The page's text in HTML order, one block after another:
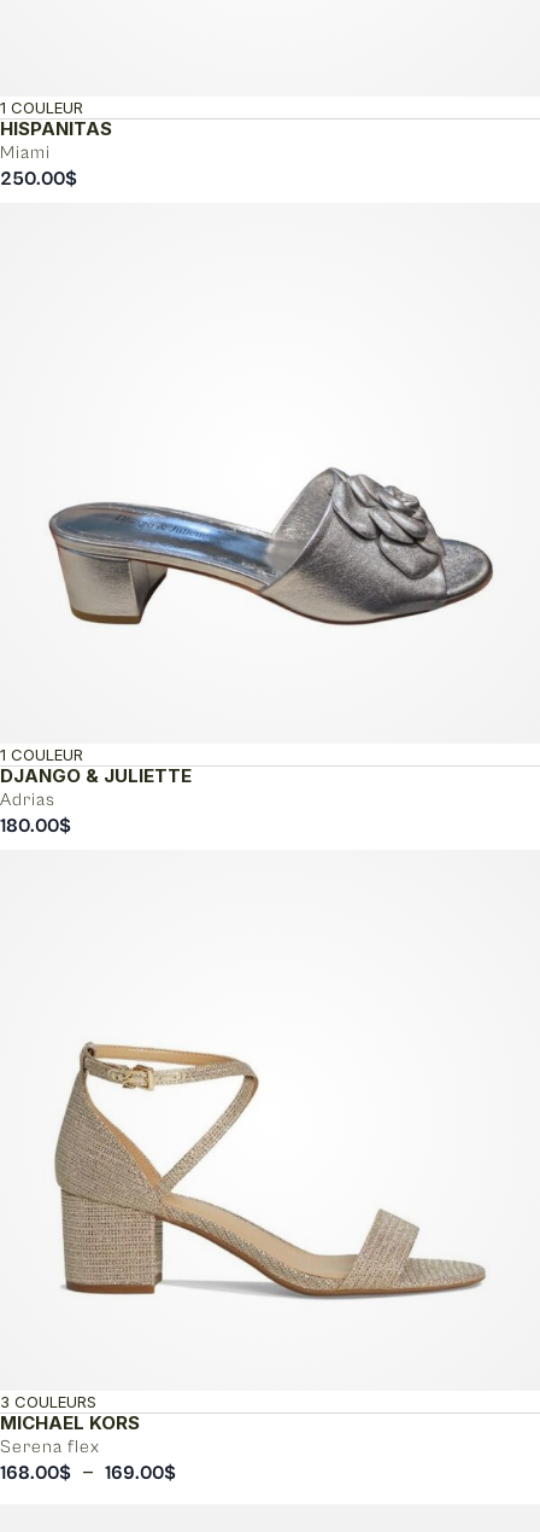
HISPANITAS
Miami
1 COULEUR
250.00$
DJANGO & JULIETTE
Adrias
1 COULEUR
180.00$
MICHAEL KORS
Serena flex
3 COULEURS
168.00$ – 169.00$Plage